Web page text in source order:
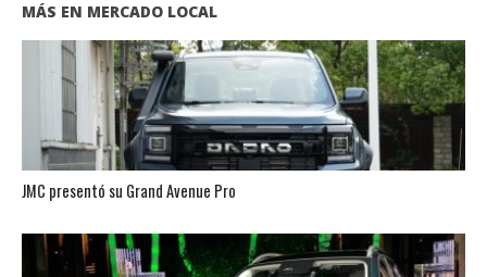
MÁS EN MERCADO LOCAL
JMC presentó su Grand Avenue Pro